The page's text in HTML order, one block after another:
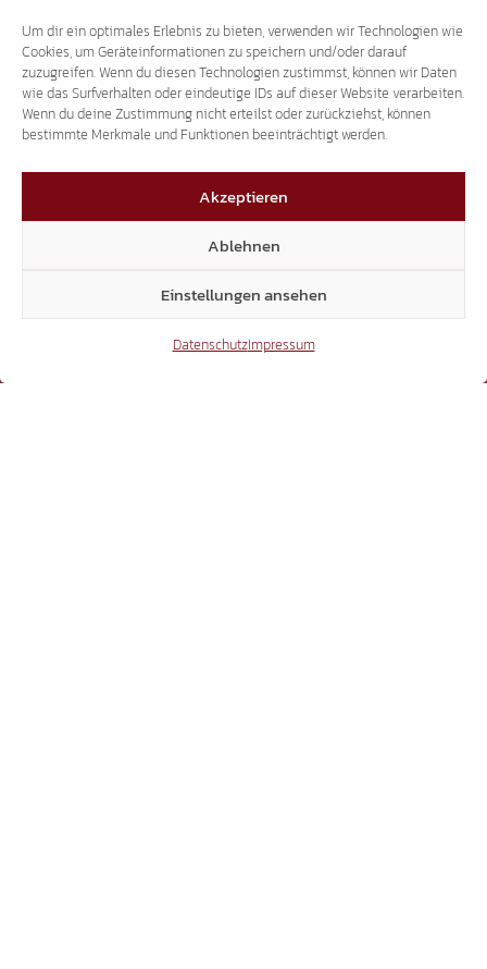
Um dir ein optimales Erlebnis zu bieten, verwenden wir Technologien wie
Cookies, um Geräteinformationen zu speichern und/oder darauf
zuzugreifen. Wenn du diesen Technologien zustimmst, können wir Daten
wie das Surfverhalten oder eindeutige IDs auf dieser Website verarbeiten.
Wenn du deine Zustimmung nicht erteilst oder zurückziehst, können
bestimmte Merkmale und Funktionen beeinträchtigt werden.
Akzeptieren
Ablehnen
Einstellungen ansehen
DatenschutzImpressum
41.370
X
3.507
Threads